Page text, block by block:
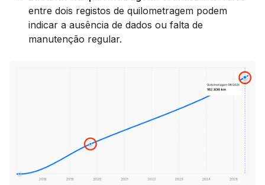
entre dois registos de quilometragem podem
indicar a ausência de dados ou falta de
manutenção regular.